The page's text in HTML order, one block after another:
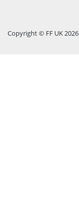
Copyright © FF UK 2026